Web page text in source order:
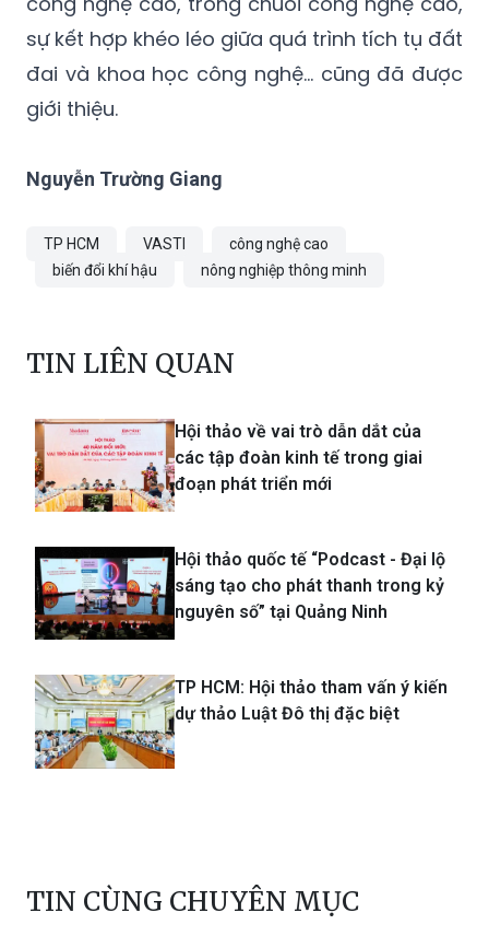
sự kết hợp khéo léo giữa quá trình tích tụ đất
đai và khoa học công nghệ… cũng đã được
giới thiệu.
Nguyễn Trường Giang
TP HCM VASTI
công nghệ cao
biến đổi khí hậu
nông nghiệp thông minh
TIN LIÊN QUAN
Hội thảo về vai trò dẫn dắt của
các tập đoàn kinh tế trong giai
đoạn phát triển mới
Hội thảo quốc tế “Podcast - Đại lộ
sáng tạo cho phát thanh trong kỷ
nguyên số” tại Quảng Ninh
TP HCM: Hội thảo tham vấn ý kiến
dự thảo Luật Đô thị đặc biệt
TIN CÙNG CHUYÊN MỤC